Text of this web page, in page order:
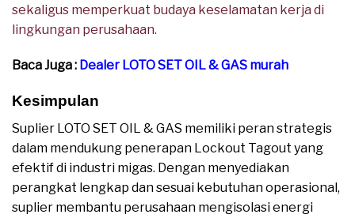
sekaligus memperkuat budaya keselamatan kerja di
lingkungan perusahaan.
Baca Juga : Dealer LOTO SET OIL & GAS murah
Kesimpulan
Suplier LOTO SET OIL & GAS memiliki peran strategis
dalam mendukung penerapan Lockout Tagout yang
efektif di industri migas. Dengan menyediakan
perangkat lengkap dan sesuai kebutuhan operasional,
suplier membantu perusahaan mengisolasi energi